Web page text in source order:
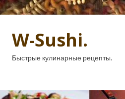
W-Sushi.
Быстрые кулинарные рецепты.